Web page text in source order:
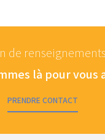
de
là pour vous
PRENDRE CONTACT